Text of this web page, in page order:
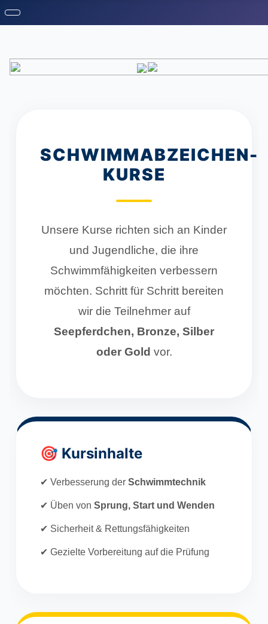
SCHWIMMABZEICHEN-
KURSE
Unsere Kurse richten sich an Kinder
und Jugendliche, die ihre
Schwimmfähigkeiten verbessern
möchten. Schritt für Schritt bereiten
wir die Teilnehmer auf
Seepferdchen, Bronze, Silber
oder Gold vor.
🎯 Kursinhalte
✔ Verbesserung der Schwimmtechnik
✔ Üben von Sprung, Start und Wenden
✔ Sicherheit & Rettungsfähigkeiten
✔ Gezielte Vorbereitung auf die Prüfung